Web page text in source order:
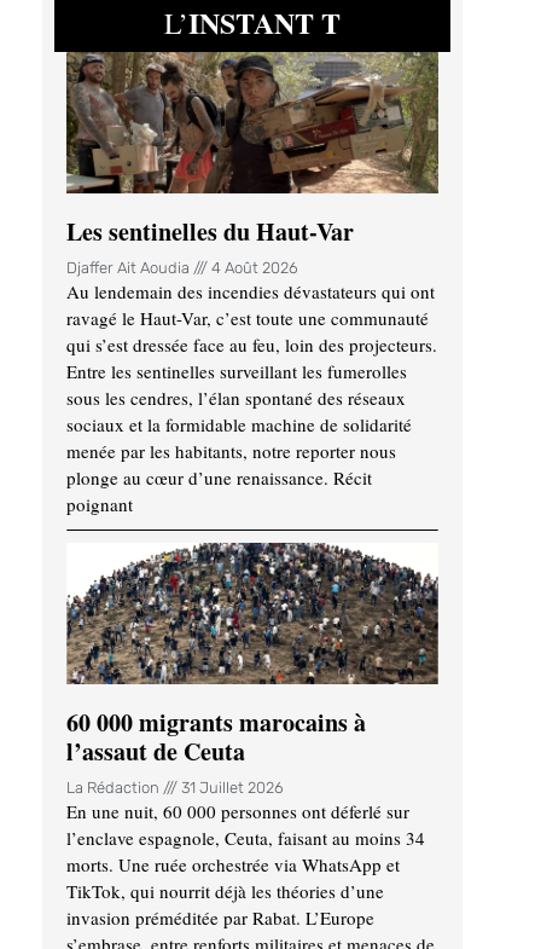
L’INSTANT T
Les sentinelles du Haut-Var
Djaffer Ait Aoudia 4 Août 2026
Au lendemain des incendies dévastateurs qui ont
ravagé le Haut-Var, c’est toute une communauté
qui s’est dressée face au feu, loin des projecteurs.
Entre les sentinelles surveillant les fumerolles
sous les cendres, l’élan spontané des réseaux
sociaux et la formidable machine de solidarité
menée par les habitants, notre reporter nous
plonge au cœur d’une renaissance. Récit
poignant
60 000 migrants marocains à
l’assaut de Ceuta
La Rédaction 31 Juillet 2026
En une nuit, 60 000 personnes ont déferlé sur
l’enclave espagnole, Ceuta, faisant au moins 34
morts. Une ruée orchestrée via WhatsApp et
TikTok, qui nourrit déjà les théories d’une
invasion préméditée par Rabat. L’Europe